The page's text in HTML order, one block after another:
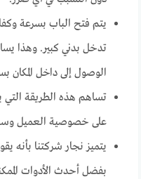
يتم فتح الباب بسرعة
تدخل بدني كبير. وهذا
الوصول إلى داخل المكان
تساهم هذه الطريقة
على خصوصية العميل
يتميز نجار شركتنا بأنه
بفضل أحدث الأدوات